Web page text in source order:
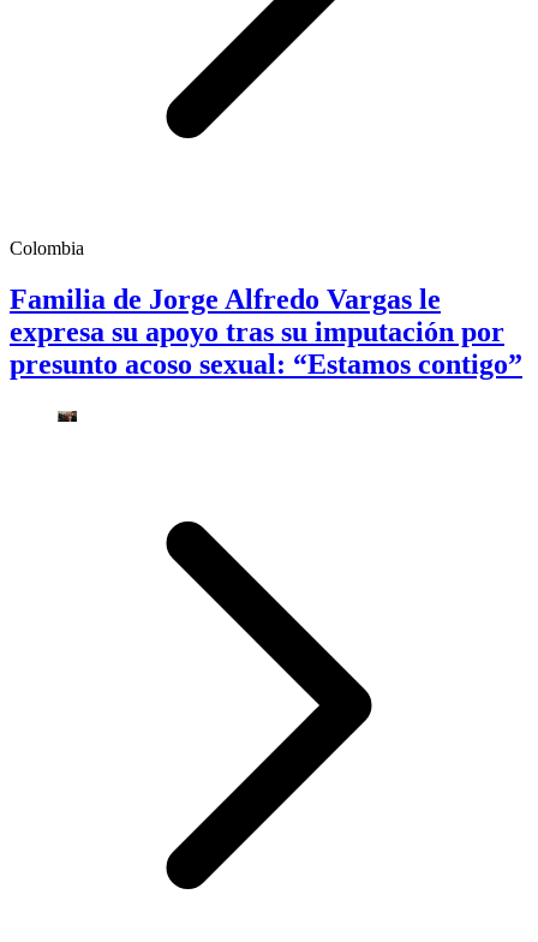
Colombia
Familia de Jorge Alfredo Vargas le
expresa su apoyo tras su imputación por
presunto acoso sexual: “Estamos contigo”